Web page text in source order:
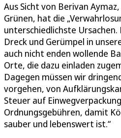
Aus Sicht von Berivan
Grünen, hat die
unterschiedlichste Ursachen.
Dreck und Gerümpel in
auch nicht enden wollende
Orte, die dazu einladen
Dagegen müssen wir
vorgehen, von
Steuer auf
Ordnungsgebühren, damit
sauber und lebenswert ist.“